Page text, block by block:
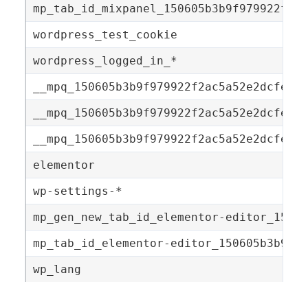
wordpress_test_cookie
wordpress_logged_in_*
elementor
wp-settings-*
mp_gen_new_tab_id_elementor-
mp_tab_id_elementor-
wp_lang